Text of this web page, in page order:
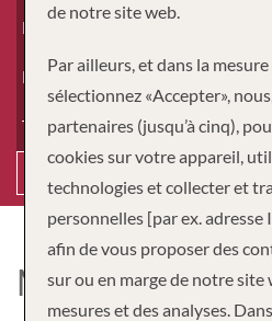
Enfants
Durée
Type de voyage
MS
de notre site web.
Par ailleurs, et dans la
sélectionnez «Accepter»,
partenaires (jusqu’à cinq),
cookies sur votre appareil,
technologies et collecter et
personnelles [par ex.
afin de vous proposer des
sur ou en marge de notre site
mesures et des analyses.